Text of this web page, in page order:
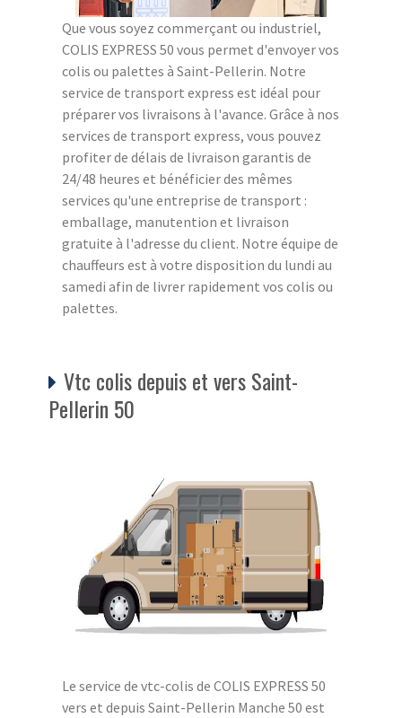
Que vous soyez commerçant ou industriel,
COLIS EXPRESS 50 vous permet d'envoyer vos
colis ou palettes à Saint-Pellerin. Notre
service de transport express est idéal pour
préparer vos livraisons à l'avance. Grâce à nos
services de transport express, vous pouvez
profiter de délais de livraison garantis de
24/48 heures et bénéficier des mêmes
services qu'une entreprise de transport :
emballage, manutention et livraison
gratuite à l'adresse du client. Notre équipe de
chauffeurs est à votre disposition du lundi au
samedi afin de livrer rapidement vos colis ou
palettes.
Vtc colis depuis et vers Saint-
Pellerin 50
Le service de vtc-colis de COLIS EXPRESS 50
vers et depuis Saint-Pellerin Manche 50 est